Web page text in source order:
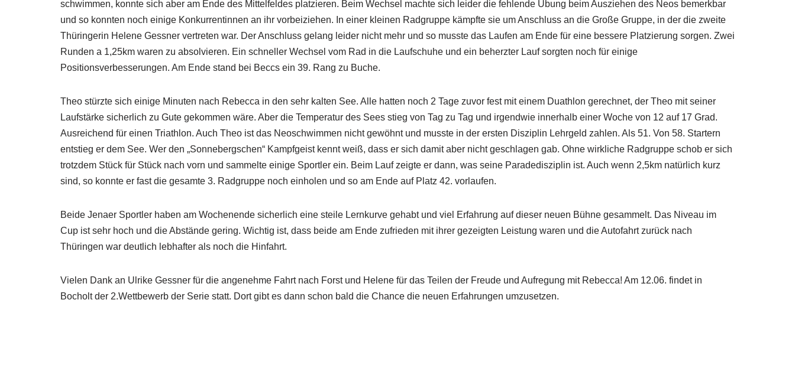
schwimmen, konnte sich aber am Ende des Mittelfeldes platzieren. Beim Wechsel machte sich leider die fehlende Übung beim Ausziehen des Neos bemerkbar
und so konnten noch einige Konkurrentinnen an ihr vorbeiziehen. In einer kleinen Radgruppe kämpfte sie um Anschluss an die Große Gruppe, in der die zweite
Thüringerin Helene Gessner vertreten war. Der Anschluss gelang leider nicht mehr und so musste das Laufen am Ende für eine bessere Platzierung sorgen. Zwei
Runden a 1,25km waren zu absolvieren. Ein schneller Wechsel vom Rad in die Laufschuhe und ein beherzter Lauf sorgten noch für einige
Positionsverbesserungen. Am Ende stand bei Beccs ein 39. Rang zu Buche.
Theo stürzte sich einige Minuten nach Rebecca in den sehr kalten See. Alle hatten noch 2 Tage zuvor fest mit einem Duathlon gerechnet, der Theo mit seiner
Laufstärke sicherlich zu Gute gekommen wäre. Aber die Temperatur des Sees stieg von Tag zu Tag und irgendwie innerhalb einer Woche von 12 auf 17 Grad.
Ausreichend für einen Triathlon. Auch Theo ist das Neoschwimmen nicht gewöhnt und musste in der ersten Disziplin Lehrgeld zahlen. Als 51. Von 58. Startern
entstieg er dem See. Wer den „Sonnebergschen“ Kampfgeist kennt weiß, dass er sich damit aber nicht geschlagen gab. Ohne wirkliche Radgruppe schob er sich
trotzdem Stück für Stück nach vorn und sammelte einige Sportler ein. Beim Lauf zeigte er dann, was seine Paradedisziplin ist. Auch wenn 2,5km natürlich kurz
sind, so konnte er fast die gesamte 3. Radgruppe noch einholen und so am Ende auf Platz 42. vorlaufen.
Beide Jenaer Sportler haben am Wochenende sicherlich eine steile Lernkurve gehabt und viel Erfahrung auf dieser neuen Bühne gesammelt. Das Niveau im
Cup ist sehr hoch und die Abstände gering. Wichtig ist, dass beide am Ende zufrieden mit ihrer gezeigten Leistung waren und die Autofahrt zurück nach
Thüringen war deutlich lebhafter als noch die Hinfahrt.
Vielen Dank an Ulrike Gessner für die angenehme Fahrt nach Forst und Helene für das Teilen der Freude und Aufregung mit Rebecca! Am 12.06. findet in
Bocholt der 2.Wettbewerb der Serie statt. Dort gibt es dann schon bald die Chance die neuen Erfahrungen umzusetzen.